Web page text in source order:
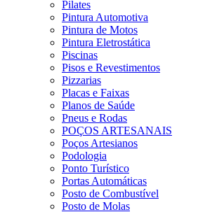
Pilates
Pintura Automotiva
Pintura de Motos
Pintura Eletrostática
Piscinas
Pisos e Revestimentos
Pizzarias
Placas e Faixas
Planos de Saúde
Pneus e Rodas
POÇOS ARTESANAIS
Poços Artesianos
Podologia
Ponto Turístico
Portas Automáticas
Posto de Combustível
Posto de Molas